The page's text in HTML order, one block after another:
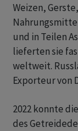
Weizen,
und in Teilen
lieferten sie
weltweit.
Exporteur von
2022 konnte
des